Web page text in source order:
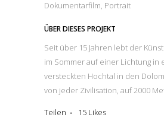
Dokumentarfilm, Portrait
ÜBER DIESES PROJEKT
Seit über 15 Jahren lebt der
im Sommer auf einer Lichtung in
versteckten Hochtal in den
von jeder Zivilisation, auf 2000
permanenten Begleiter in dem
Teilen 15 Likes